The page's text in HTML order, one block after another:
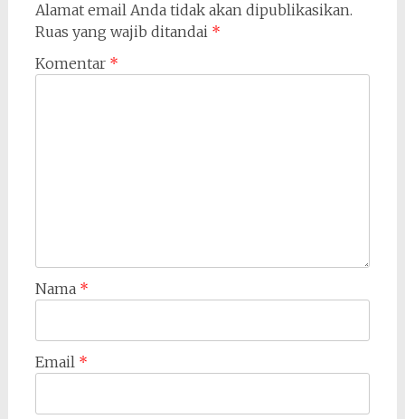
Alamat email Anda tidak akan dipublikasikan.
Ruas yang wajib ditandai *
Komentar *
Nama *
Email *